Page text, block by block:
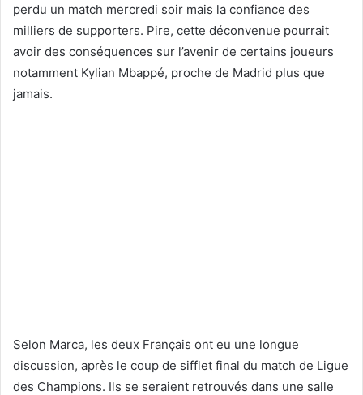
perdu un match mercredi soir mais la confiance des
milliers de supporters. Pire, cette déconvenue pourrait
avoir des conséquences sur l’avenir de certains joueurs
notamment Kylian Mbappé, proche de Madrid plus que
jamais.
Selon Marca, les deux Français ont eu une longue
discussion, après le coup de sifflet final du match de Ligue
des Champions. Ils se seraient retrouvés dans une salle